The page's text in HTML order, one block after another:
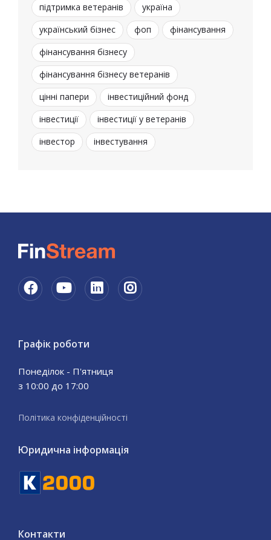
підтримка ветеранів
україна
український бізнес
фоп
фінансування
фінансування бізнесу
фінансування бізнесу ветеранів
цінні папери
інвестиційний фонд
інвестиції
інвестиції у ветеранів
інвестор
інвестування
Графік роботи
Понеділок - П'ятниця
з 10:00 до 17:00
Політика конфіденційності
Юридична інформація
Контакти